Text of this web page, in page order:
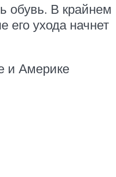
обувь. В крайнем
его ухода начнет
и Америке